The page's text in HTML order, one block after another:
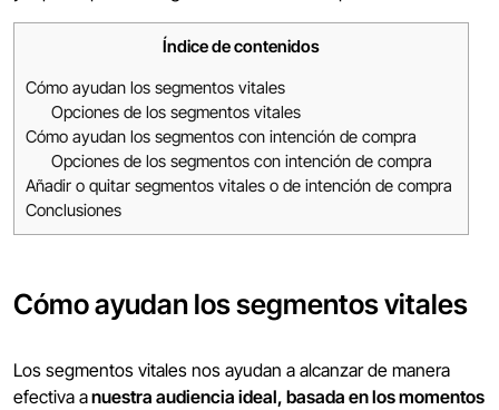
Índice de contenidos
Cómo ayudan los segmentos vitales
Opciones de los segmentos vitales
Cómo ayudan los segmentos con intención de compra
Opciones de los segmentos con intención de compra
Añadir o quitar segmentos vitales o de intención de compra
Conclusiones
Cómo ayudan los segmentos vitales
Los segmentos vitales nos ayudan a alcanzar de manera
efectiva anuestra audiencia ideal, basada en los momentos